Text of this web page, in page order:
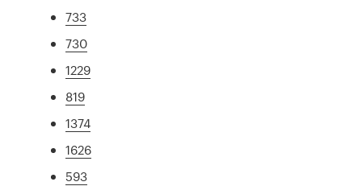
733
730
1229
819
1374
1626
593